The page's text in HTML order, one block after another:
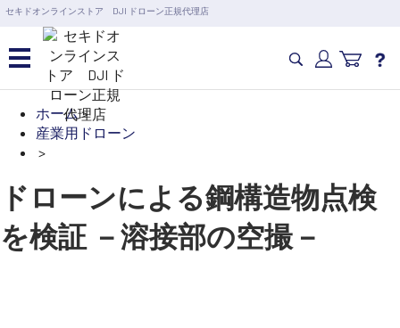
セキドオンラインストア DJI ドローン正規代理店
営業日の15時まで即日出荷
6,000円以上のご購入で送料無料！ポイント1%還元 >>
カメラドローン・生活家電
カテゴリ一覧を開く
関連製品
水中ドローン(ROV)・水中スクーター
RC・ロボット部品
ホーム>
産業用ドローン
>
ドローンによる鋼構造物点検
を検証 －溶接部の空撮－